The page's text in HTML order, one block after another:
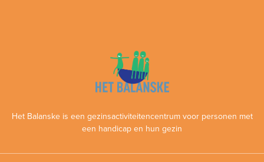
Het Balanske is een gezinsactiviteitencentrum voor personen met
een handicap en hun gezin